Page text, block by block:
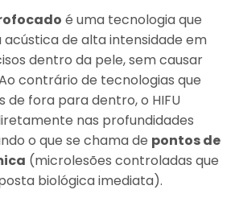
é uma tecnologia que
de alta intensidade em
dentro da pele, sem causar
contrário de tecnologias que
de fora para dentro, o HIFU
nas profundidades
o que se chama de pontos de
(microlesões controladas que
biológica imediata).